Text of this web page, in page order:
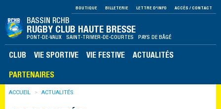
BOUTIQUE BILLETERIE LETTRE D'INFO ACCÈS / CONTACT
BASSIN RCHB
RUGBY CLUB HAUTE BRESSE
PONT-DE-VAUX SAINT-TRIVIER-DE-COURTES PAYS DE BÂGÉ
CLUB VIE SPORTIVE VIE FESTIVE ACTUALITÉS
PARTENAIRES
ACCUEIL ACTUALITÉS